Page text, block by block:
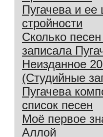
Пугачева и ее
стройности
Сколько
записала
Неизданное
(Студийные
Пугачева
список песен
Моё первое
Аллой